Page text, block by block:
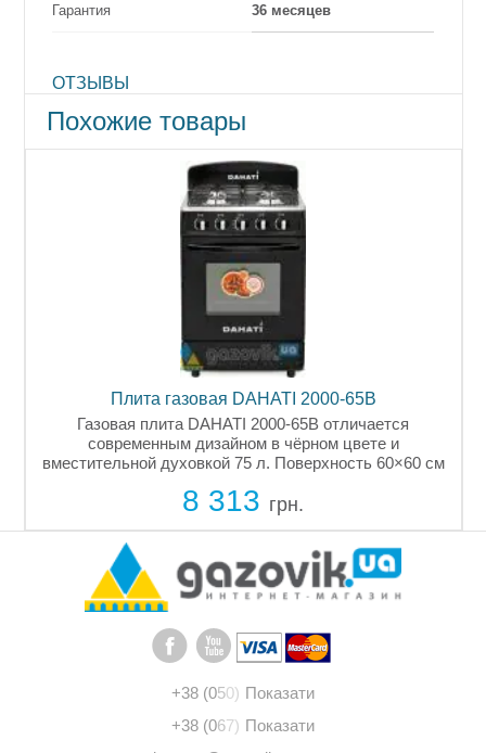
Гарантия 36 месяцев
ОТЗЫВЫ
Похожие товары
Плита газовая DAHATI 2000-02BX
Плита DAHATI 2000-02BX – гармоничное сочетание
чёрного корпуса и нержавеющей панели. Духовка 50
л и чугунные решётки – функциональность и стиль в
6 779 грн.
+38 (050) Показати
+38 (067) Показати